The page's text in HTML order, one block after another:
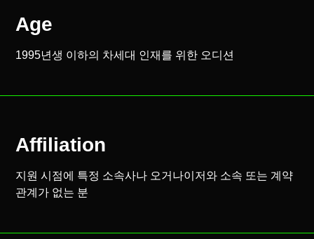
Age
1995년생 이하의 차세대 인재를 위한 오디션
Affiliation
지원 시점에 특정 소속사나 오거나이저와 소속 또는 계약
관계가 없는 분